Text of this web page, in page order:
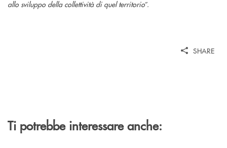
allo sviluppo della collettività di quel territorio”.
SHARE
Ti potrebbe interessare anche: